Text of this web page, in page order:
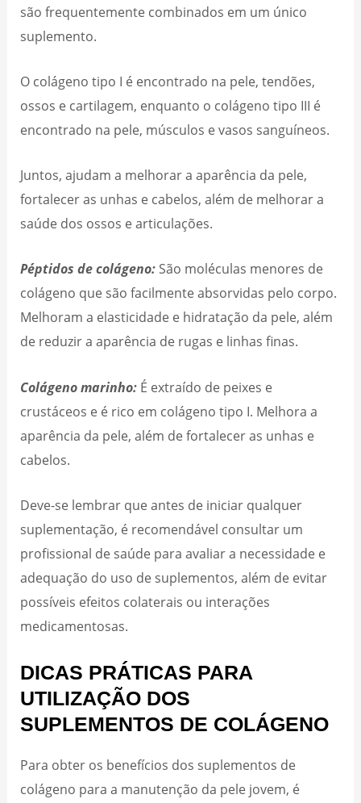
são frequentemente combinados em um único
suplemento.
O colágeno tipo I é encontrado na pele, tendões,
ossos e cartilagem, enquanto o colágeno tipo III é
encontrado na pele, músculos e vasos sanguíneos.
Juntos, ajudam a melhorar a aparência da pele,
fortalecer as unhas e cabelos, além de melhorar a
saúde dos ossos e articulações.
Péptidos de colágeno: São moléculas menores de
colágeno que são facilmente absorvidas pelo corpo.
Melhoram a elasticidade e hidratação da pele, além
de reduzir a aparência de rugas e linhas finas.
Colágeno marinho: É extraído de peixes e
crustáceos e é rico em colágeno tipo I. Melhora a
aparência da pele, além de fortalecer as unhas e
cabelos.
Deve-se lembrar que antes de iniciar qualquer
suplementação, é recomendável consultar um
profissional de saúde para avaliar a necessidade e
adequação do uso de suplementos, além de evitar
possíveis efeitos colaterais ou interações
medicamentosas.
DICAS PRÁTICAS PARA
UTILIZAÇÃO DOS
SUPLEMENTOS DE COLÁGENO
Para obter os benefícios dos suplementos de
colágeno para a manutenção da pele jovem, é